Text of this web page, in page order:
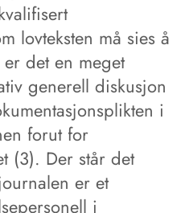
lovteksten må sies å
det en meget
generell diskusjon
i
forut for
(3). Der står det
er et
i